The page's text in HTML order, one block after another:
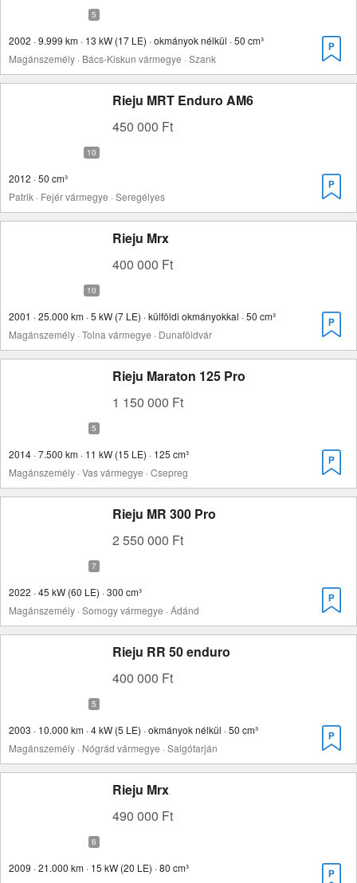
2002 · 9.999 km · 13 kW (17 LE) · okmányok nélkül · 50 cm³
Magánszemély · Bács-Kiskun vármegye · Szank
Rieju MRT Enduro AM6
450 000 Ft
2012 · 50 cm³
Patrik · Fejér vármegye · Seregélyes
Rieju Mrx
400 000 Ft
2001 · 25.000 km · 5 kW (7 LE) · külföldi okmányokkal · 50 cm³
Magánszemély · Tolna vármegye · Dunaföldvár
Rieju Maraton 125 Pro
1 150 000 Ft
2014 · 7.500 km · 11 kW (15 LE) · 125 cm³
Magánszemély · Vas vármegye · Csepreg
Rieju MR 300 Pro
2 550 000 Ft
2022 · 45 kW (60 LE) · 300 cm³
Magánszemély · Somogy vármegye · Ádánd
Rieju RR 50 enduro
400 000 Ft
2003 · 10.000 km · 4 kW (5 LE) · okmányok nélkül · 50 cm³
Magánszemély · Nógrád vármegye · Salgótarján
Rieju Mrx
490 000 Ft
2009 · 21.000 km · 15 kW (20 LE) · 80 cm³